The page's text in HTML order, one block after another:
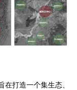
打造一个集生态、